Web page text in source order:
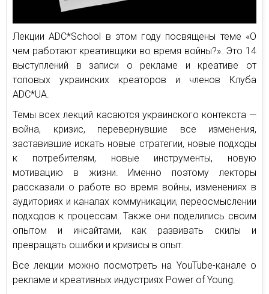
Лекции ADC*School в этом году посвящены теме «О
чем работают креативщики во время войны?». Это 14
выступлений в записи о рекламе и креативе от
топовых украинских креаторов и членов Клуба
ADC*UA.
Темы всех лекций касаются украинского контекста —
война, кризис, перевернувшие все изменения,
заставившие искать новые стратегии, новые подходы
к потребителям, новые инструменты, новую
мотивацию в жизни. Именно поэтому лекторы
рассказали о работе во время войны, изменениях в
аудиториях и каналах коммуникации, переосмыслении
подходов к процессам. Также они поделились своим
опытом и инсайтами, как развивать скилы и
превращать ошибки и кризисы в опыт.
Все лекции можно посмотреть на YouTube-канале о
рекламе и креативных индустриях Power of Young.